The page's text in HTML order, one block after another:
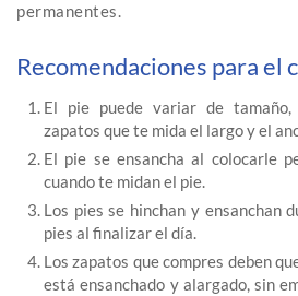
permanentes.
Recomendaciones para el
El pie puede variar de
zapatos que te mida el largo y el
El pie se ensancha al colocarle
cuando te midan el pie.
Los pies se hinchan y ensanchan
pies al finalizar el día.
Los zapatos que compres deben
está ensanchado y alargado, sin